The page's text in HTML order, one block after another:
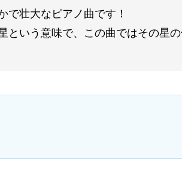
で壮大なピアノ曲です！
という意味で、この曲ではその星